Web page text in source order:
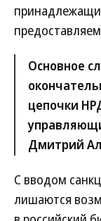
Основное
цепочки
Дмитрий
С вводом
лишаются